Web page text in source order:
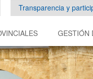
Transparencia y
GESTIÓN